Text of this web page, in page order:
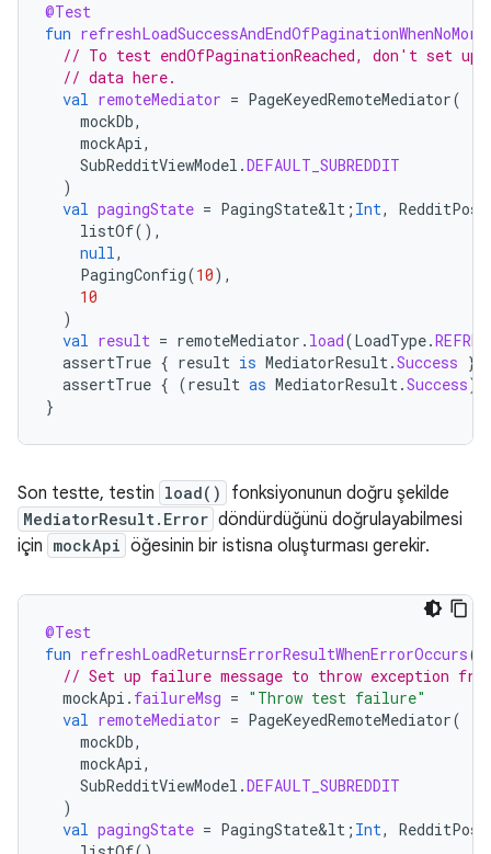
@Test
fun
// To test endOfPaginationReached, don't set
// data here.
val remoteMediator = PageKeyedRemoteMediator(
mockDb,
mockApi,
SubRedditViewModel .DEFAULT_SUBREDDIT
)
val pagingState = PagingState&lt ; Int,
listOf(),
null,
PagingConfig(10),
10
)
val result = remoteMediator . load(LoadType.
assertTrue { result is MediatorResult.Success }
assertTrue { (result as MediatorResult.Success).
}
Son testte, testin load() fonksiyonunun doğru şekilde
MediatorResult.Error döndürdüğünü doğrulayabilmesi
için mockApi öğesinin bir istisna oluşturması gerekir.
@Test
fun refreshLoadReturnsErrorResultWhenErrorOccurs()
// Set up failure message to throw exception
mockApi . failureMsg = "Throw test failure"
val remoteMediator = PageKeyedRemoteMediator(
mockDb,
mockApi,
SubRedditViewModel .DEFAULT_SUBREDDIT
)
val pagingState = PagingState&lt ; Int,